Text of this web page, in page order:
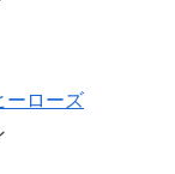
ーローズ